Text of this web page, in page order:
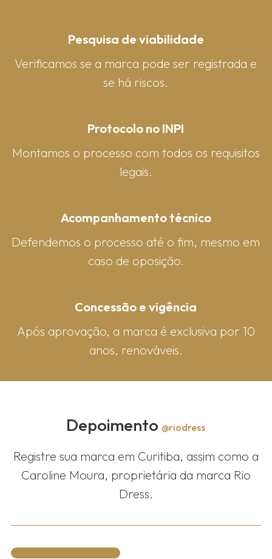
Pesquisa de viabilidade
Verificamos se a marca pode ser registrada e
se há riscos.
Protocolo no INPI
Montamos o processo com todos os requisitos
legais.
Acompanhamento técnico
Defendemos o processo até o fim, mesmo em
caso de oposição.
Concessão e vigência
Após aprovação, a marca é exclusiva por 10
anos, renováveis.
Depoimento @riodress
Registre sua marca em Curitiba, assim como a
Caroline Moura, proprietária da marca Rio
Dress.